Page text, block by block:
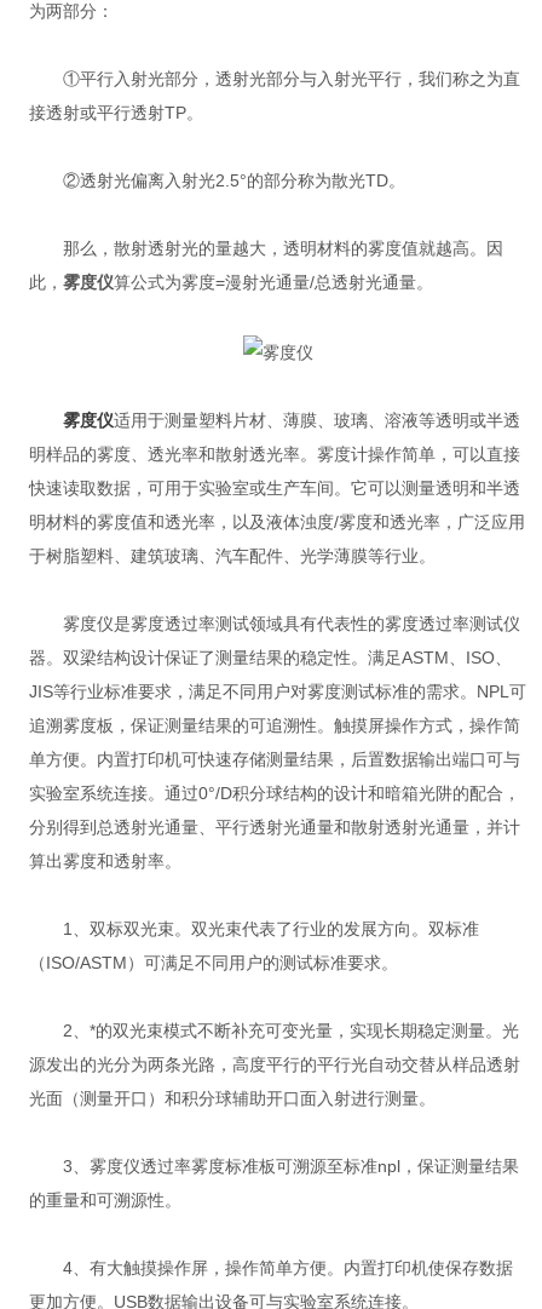
为两部分：
①平行入射光部分，透射光部分与入射光平行，我们称之为直
接透射或平行透射TP。
②透射光偏离入射光2.5°的部分称为散光TD。
那么，散射透射光的量越大，透明材料的雾度值就越高。因
此， 雾度仪算公式为雾度=漫射光通量/总透射光通量。
雾度仪适用于测量塑料片材、薄膜、玻璃、溶液等透明或半透
明样品的雾度、透光率和散射透光率。雾度计操作简单，可以直接
快速读取数据，可用于实验室或生产车间。它可以测量透明和半透
明材料的雾度值和透光率，以及液体浊度/雾度和透光率，广泛应用
于树脂塑料、建筑玻璃、汽车配件、光学薄膜等行业。
雾度仪是雾度透过率测试领域具有代表性的雾度透过率测试仪
器。双梁结构设计保证了测量结果的稳定性。满足ASTM、ISO、
JIS等行业标准要求，满足不同用户对雾度测试标准的需求。NPL可
追溯雾度板，保证测量结果的可追溯性。触摸屏操作方式，操作简
单方便。内置打印机可快速存储测量结果，后置数据输出端口可与
实验室系统连接。通过0°/D积分球结构的设计和暗箱光阱的配合，
分别得到总透射光通量、平行透射光通量和散射透射光通量，并计
算出雾度和透射率。
1、双标双光束。双光束代表了行业的发展方向。双标准
（ISO/ASTM）可满足不同用户的测试标准要求。
2、*的双光束模式不断补充可变光量，实现长期稳定测量。光
源发出的光分为两条光路，高度平行的平行光自动交替从样品透射
光面（测量开口）和积分球辅助开口面入射进行测量。
3、雾度仪透过率雾度标准板可溯源至标准npl，保证测量结果
的重量和可溯源性。
4、有大触摸操作屏，操作简单方便。内置打印机使保存数据
更加方便。USB数据输出设备可与实验室系统连接。